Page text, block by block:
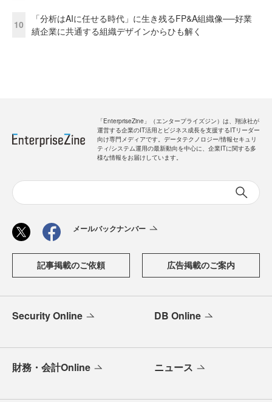
10
「分析はAIに任せる時代」に生き残るFP&A組織像──好業
績企業に共通する組織デザインからひも解く
「EnterpriseZine」（エンタープライズジン）は、翔泳社が
運営する企業のIT活用とビジネス成長を支援するITリーダー
向け専門メディアです。データテクノロジー/情報セキュリ
ティ/システム運用の最新動向を中心に、企業ITに関する多
様な情報をお届けしています。
メールバックナンバー
記事掲載のご依頼 広告掲載のご案内
Security Online DB Online
財務・会計Online ニュース